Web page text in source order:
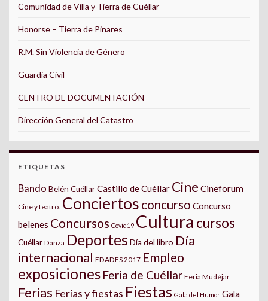
Comunidad de Villa y Tierra de Cuéllar
Honorse – Tierra de Pinares
R.M. Sin Violencia de Género
Guardia Civil
CENTRO DE DOCUMENTACIÓN
Dirección General del Catastro
ETIQUETAS
Bando Belén CuéllarCastillo de Cuéllar Cine Cineforum
Cine y teatro. Conciertos concurso Concurso
belenes Concursos Covid19 Cultura cursos
Cuéllar Danza Deportes Día del libro Día
internacional EDADES 2017 Empleo
exposiciones Feria de Cuéllar Feria Mudéjar
Ferias Ferias y fiestas Fiestas Gala del Humor Gala